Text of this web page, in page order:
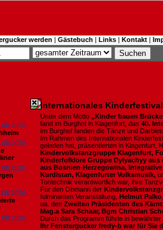
werden | Gästebuch | Links | Kontakt |
​Internationales
Unter dem Motto „Kinder bauen
fand im Burghof in Klagenfurt, das 40.
Im Burghof fanden die Tänze und
Im Rahmen des Internationalen
geladen hat, präsentierten in Klagenfurt,
Kindervolkstanzgruppe Klagenfurt,
Kinderfolklore Gruppe Dylyachyy aus
aus Bosnien-Herzegowina,
Kurdistan, Klagenfurter Volksmusik,
Tontechnik verantwortlich war, ihre
Für den Obmann der
fulminanten Veranstaltung, Helmut Palko
ua. den Zweiten Präsidenten des
Mag.a Sara Schaar, Bgm Christian
Durch das Programm führte in bewährter
Ihr Fenstergucker fredy-b war für Sie